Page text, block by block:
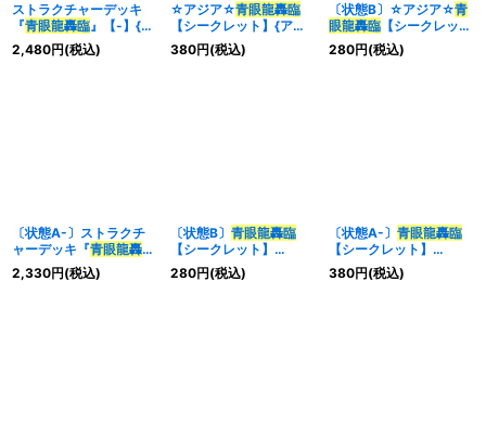
ストラクチャーデッキ
『青眼龍轟臨』【-】{-}
《未開封BOX》
2,480円(税込)
☆アジア☆青眼龍轟臨
【シークレット】{アジ
アSD47-JPP04}《魔
法》
380円(税込)
〔状態B〕☆アジア☆青
眼龍轟臨【シークレッ
ト】{アジアSD47-
JPP04}《魔法》
280円(税込)
〔状態A-〕ストラクチ
ャーデッキ『青眼龍轟
臨 』【-】{-}《未開封
BOX》
2,330円(税込)
〔状態B〕 青眼龍轟臨
【シークレット】
{SD47-JPP04}《魔
法》
280円(税込)
〔状態A-〕 青眼龍轟臨
【シークレット】
{SD47-JPP04}《魔
法》
380円(税込)